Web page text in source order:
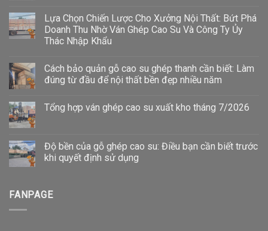
Lựa Chọn Chiến Lược Cho Xưởng Nội Thất: Bứt Phá
Doanh Thu Nhờ Ván Ghép Cao Su Và Công Ty Ủy
Thác Nhập Khẩu
Cách bảo quản gỗ cao su ghép thanh cần biết: Làm
đúng từ đầu để nội thất bền đẹp nhiều năm
Tổng hợp ván ghép cao su xuất kho tháng 7/2026
Độ bền của gỗ ghép cao su: Điều bạn cần biết trước
khi quyết định sử dụng
FANPAGE